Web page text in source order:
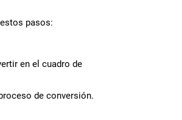
pasos:
en el cuadro de
de conversión.